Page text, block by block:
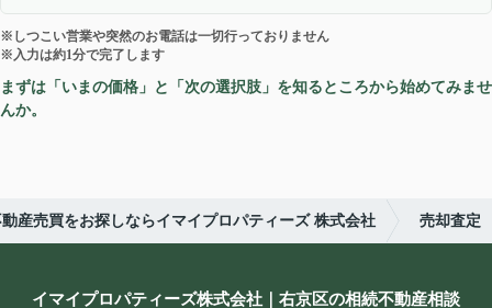
※しつこい営業や突然のお電話は一切行っておりません
※入力は約1分で完了します
まずは「いまの価格」と「次の選択肢」を知るところから始めてみませ
んか。
産売買をお探しならイマイプロパティーズ 株式会社 売却査定
イマイプロパティーズ株式会社｜右京区の相続不動産相談